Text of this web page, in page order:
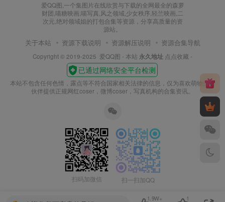
爱QQ图,一个集图片在线欣赏与下载的全网最全的森萝
财团,喵糖映画,喵写真,风之领域,少女秩序,轻兰映画,二
次元,绝对领域姐的打包合集等资源，分享高质量的资
源站。
关于本站 资源下载说明 资源解压说明 资源合集导航
Copyright © 2019-2025 爱QQ图 - 本站 永久地址 点点收藏 -
本站不包含任何色情，露点等不符合国家相关法律的信息，仅为喜欢萌物的小
伙伴提供正规网红coser，微博coser，写真机构的合集资讯。
扫码加微信 扫一扫加QQ
1.9W+ 1